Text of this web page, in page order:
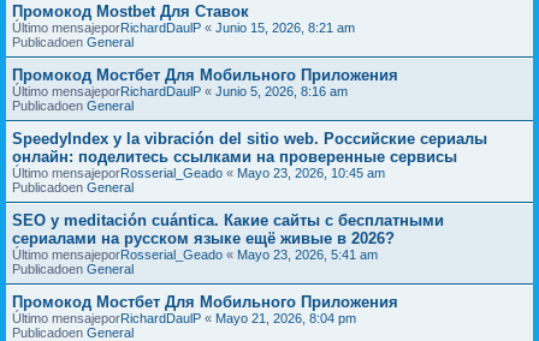
Промокод Mostbet Для Ставок
Último mensajeporRichardDaulP « Junio 15, 2026, 8:21 am
Publicadoen General
Промокод Мостбет Для Мобильного Приложения
Último mensajeporRichardDaulP « Junio 5, 2026, 8:16 am
Publicadoen General
SpeedyIndex y la vibración del sitio web. Российские сериалы
онлайн: поделитесь ссылками на проверенные сервисы
Último mensajeporRosserial_Geado « Mayo 23, 2026, 10:45 am
Publicadoen General
SEO y meditación cuántica. Какие сайты с бесплатными
сериалами на русском языке ещё живые в 2026?
Último mensajeporRosserial_Geado « Mayo 23, 2026, 5:41 am
Publicadoen General
Промокод Мостбет Для Мобильного Приложения
Último mensajeporRichardDaulP « Mayo 21, 2026, 8:04 pm
Publicadoen General